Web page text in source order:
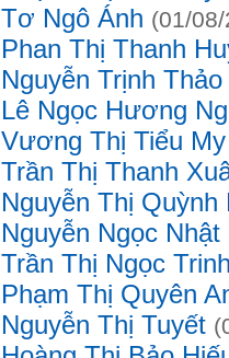
Tơ Ngô Ánh (01/
Phan Thị Thanh
Nguyễn Trịnh
Lê Ngọc Hương
Vương Thị Tiểu My
Trần Thị Thanh
Nguyễn Thị Quỳnh
Nguyễn Ngọc Nhật
Trần Thị Ngọc
Phạm Thị Quyên
Nguyễn Thị Tuyết